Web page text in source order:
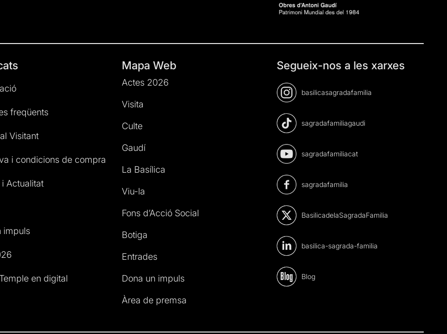
freqüents
Visitant
i condicions de compra
Actualitat
impuls
en digital
Mapa Web
Actes 2026
Visita
Culte
Gaudí
La Basílica
Viu-la
Fons d’Acció Social
Botiga
Entrades
Dona un impuls
Àrea de premsa
Segueix-nos a les xarxes
basilicasagradafamilia
sagradafamiliagaudi
sagradafamiliacat
sagradafamilia
BasilicadelaSagradaFamilia
basilica-sagrada-familia
Blog